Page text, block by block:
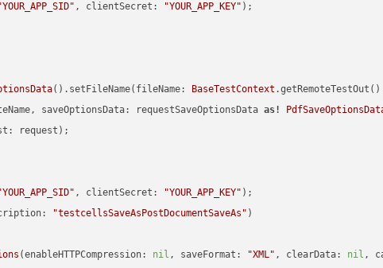
, clientSecret: "YOUR_APP_KEY"
().setFileName(fileName: BaseTestContext
saveOptionsData: requestSaveOptionsData as!
request);
, clientSecret: "YOUR_APP_KEY"
"testcellsSaveAsPostDocumentSaveAs"
(enableHTTPCompression: nil , saveFormat: "XML" , clearData: nil ,